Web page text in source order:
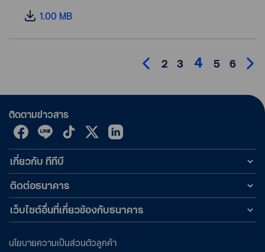
1.00 MB
2 3 4 5 6
ติดตามข่าวสาร
เกี่ยวกับ ทีทีบี
ติดต่อธนาคาร
เว็บไซต์อื่นที่เกี่ยวข้องกับธนาคาร
นโยบายความเป็นส่วนตัวลูกค้า